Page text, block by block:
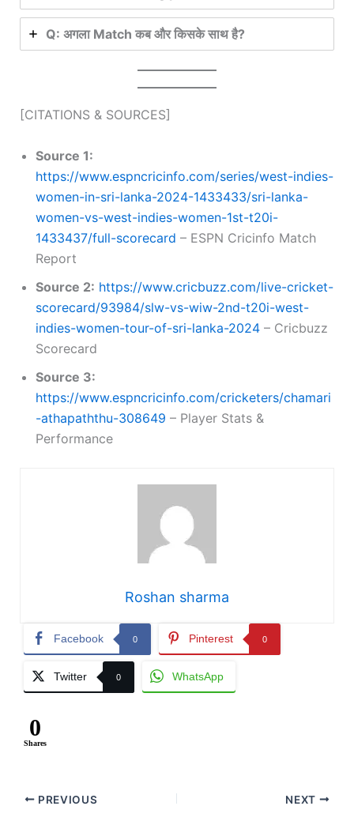
Q: अगला Match कब और किसके साथ है?
[CITATIONS & SOURCES]
Source 1:
https://www.espncricinfo.com/series/west-indies-
women-in-sri-lanka-2024-1433433/sri-lanka-
women-vs-west-indies-women-1st-t20i-
1433437/full-scorecard – ESPN Cricinfo Match
Report
Source 2: https://www.cricbuzz.com/live-cricket-
scorecard/93984/slw-vs-wiw-2nd-t20i-west-
indies-women-tour-of-sri-lanka-2024– Cricbuzz
Scorecard
Source 3:
https://www.espncricinfo.com/cricketers/chamari
-athapaththu-308649 – Player Stats &
Performance
Roshan sharma
Facebook 0 Pinterest 0
Twitter 0 WhatsApp
0
Shares
PREVIOUS NEXT